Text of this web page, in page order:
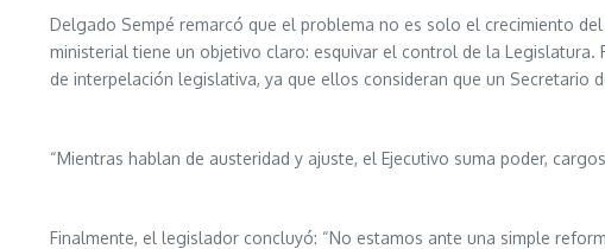
Delgado Sempé remarcó que el problema no es solo el crecimiento
ministerial tiene un objetivo claro: esquivar el control de la
de interpelación legislativa, ya que ellos consideran que un Secretario
“Mientras hablan de austeridad y ajuste, el Ejecutivo suma poder,
Finalmente, el legislador concluyó: “No estamos ante una simple